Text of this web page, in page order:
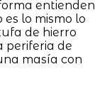
entienden
lo mismo lo
de hierro
periferia de
masía con